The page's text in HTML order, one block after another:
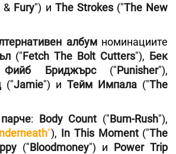
& Fury") и The Strokes("The New
албумноминациите
("Fetch Тhe Bolt Cutters"), Бек
Фийб Бриджърс("Punisher"),
("Jamie") иТейм Импала ("The
: Body Count ("Bum-Rush"),
"), In This Moment ("The
("Bloodmoney") и Power Trip